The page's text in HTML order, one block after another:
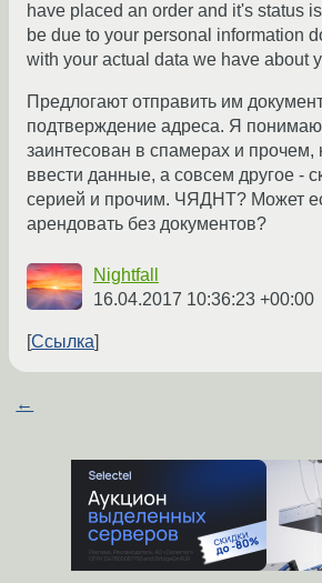
have placed an order and it's status
be due to your personal information
with your actual data we have about
Предлогают отправить им
подтверждение адреса. Я
заинтесован в спамерах и прочем,
ввести данные, а совсем другое -
серией и прочим. ЧЯДНТ? Может
арендовать без документов?
Nightfall
16.04.2017 10:36:23 +00:00
Ссылка
←